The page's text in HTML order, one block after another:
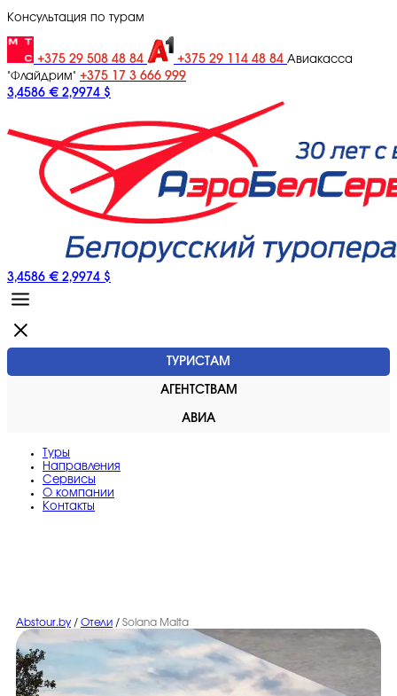
Консультация по турам
+375 29 508 48 84 +375 29 114 48 84 Авиакасса
"Флайдрим" +375 17 3 666 999
3,4586 € 2,9974 $
3,4586 € 2,9974 $
ТУРИСТАМ
АГЕНТСТВАМ
АВИА
Туры
Направления
Сервисы
O компании
Контакты
Abstour.by / Отели / Solana Malta